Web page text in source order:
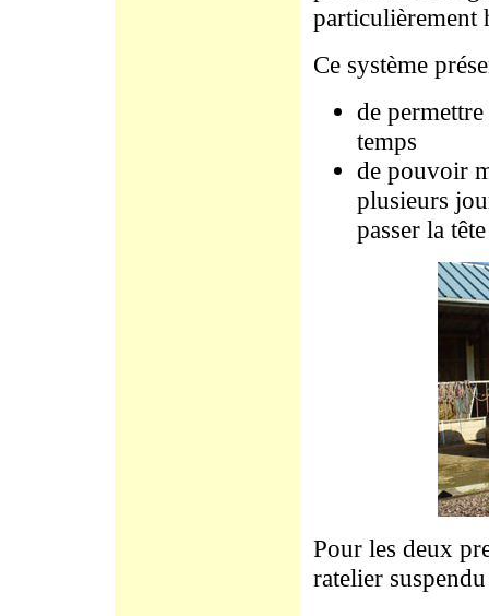
particulièrement
Ce système
de
temps
de pouvoir
plusieurs
passer la
Pour les deux
ratelier